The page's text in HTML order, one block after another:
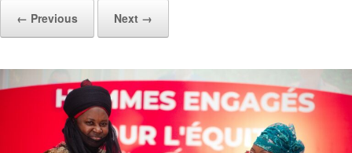
← Previous
Next →